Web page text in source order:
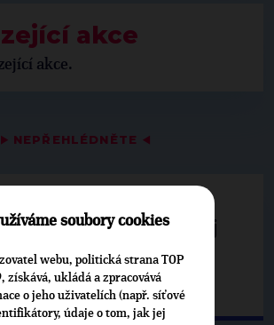
▶ NEPŘEHLÉDNĚTE ◀
euro i školství. Matěj
jednal s prezidentem
akce
akce.
soubory cookies
webu, politická strana TOP
získává, ukládá a zpracovává
o jeho uživatelích (např. síťové
údaje o tom, jak jej